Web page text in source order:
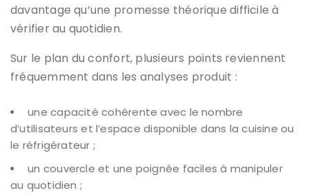
davantage qu’une promesse théorique difficile à
vérifier au quotidien.
Sur le plan du confort, plusieurs points reviennent
fréquemment dans les analyses produit :
une capacité cohérente avec le nombre
d’utilisateurs et l’espace disponible dans la cuisine ou
le réfrigérateur ;
un couvercle et une poignée faciles à manipuler
au quotidien ;